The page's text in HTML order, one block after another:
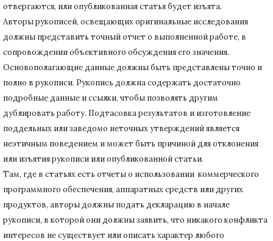
отвергаются, или опубликованная статья будет изъята.
Авторы рукописей, освещающих оригинальные исследования
должны представить точный отчет о выполненной работе, в
сопровождении объективного обсуждения его значения.
Основополагающие данные должны быть представлены точно и
полно в рукописи. Рукопись должна содержать достаточно
подробные данные и ссылки, чтобы позволять другим
дублировать работу. Подтасовка результатов и изготовление
поддельных или заведомо неточных утверждений является
неэтичным поведением и может быть причиной для отклонения
или изъятия рукописи или опубликованной статьи.
Там, где в статьях есть отчеты о использовании коммерческого
программного обеспечения, аппаратных средств или других
продуктов, авторы должны подать декларацию в начале
рукописи, в которой они должны заявить, что никакого конфликта
интересов не существует или описать характер любого